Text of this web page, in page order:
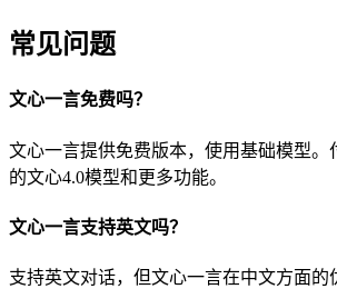
常见问题
文心一言免费吗？
文心一言提供免费版本，使用基础模型。
的文心4.0模型和更多功能。
文心一言支持英文吗？
支持英文对话，但文心一言在中文方面的